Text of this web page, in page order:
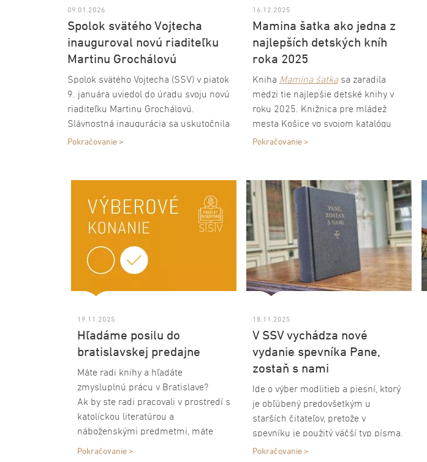
09.01.2026
Spolok svätého Vojtecha
inauguroval novú riaditeľku
Martinu Grochálovú
Spolok svätého Vojtecha (SSV) v piatok
9. januára uviedol do úradu svoju novú
riaditeľku Martinu Grochálovú.
Slávnostná inaugurácia sa uskutočnila
počas svätej omše v Kostole sv.
Pokračovanie >
16.12.2025
Mamina šatka ako jedna z
najlepších detských kníh
roka 2025
KnihaMamina šatkasa zaradila
medzi tie najlepšie detské knihy v
roku 2025. Knižnica pre mládež
mesta Košice vo svojom katalógu
Najlepšie detské knihy roka zaradila
Pokračovanie >
19.11.2025
Hľadáme posilu do
bratislavskej predajne
Máte radi knihy a hľadáte
zmysluplnú prácu v Bratislave?
Ak by ste radi pracovali v prostredí s
katolíckou literatúrou a
náboženskými predmetmi, máte
obchodného ducha a skúsenosť s
Pokračovanie >
18.11.2025
V SSV vychádza nové
vydanie spevníka Pane,
zostaň s nami
Ide o výber modlitieb a piesní, ktorý
je obľúbený predovšetkým u
starších čitateľov, pretože v
spevníku je použitý väčší typ písma.
Pokračovanie >